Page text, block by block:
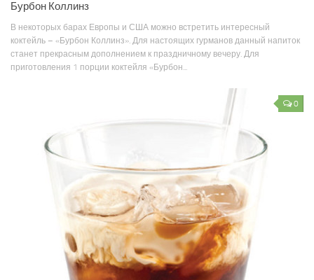
Бурбон Коллинз
В некоторых барах Европы и США можно встретить интересный
коктейль – «Бурбон Коллинз». Для настоящих гурманов данный напиток
станет прекрасным дополнением к праздничному вечеру. Для
приготовления 1 порции коктейля «Бурбон...
0